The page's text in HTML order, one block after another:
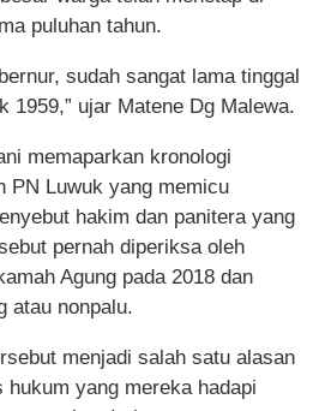
puluhan tahun.
sudah sangat lama tinggal
1959,” ujar Matene Dg Malewa.
memaparkan kronologi
PN Luwuk yang memicu
hakim dan panitera yang
pernah diperiksa oleh
Agung pada 2018 dan
atau nonpalu.
menjadi salah satu alasan
yang mereka hadapi